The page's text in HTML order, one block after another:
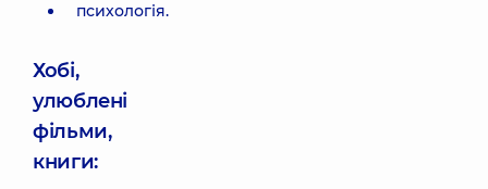
психологія.
Хобі,
улюблені
фільми,
книги: